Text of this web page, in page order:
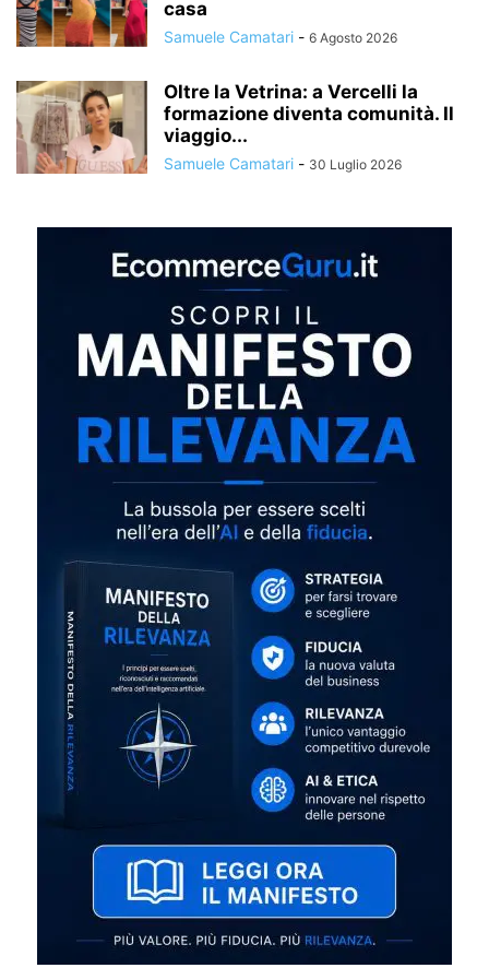
casa
Samuele Camatari - 6 Agosto 2026
Oltre la Vetrina: a Vercelli la
formazione diventa comunità. Il
viaggio...
Samuele Camatari - 30 Luglio 2026